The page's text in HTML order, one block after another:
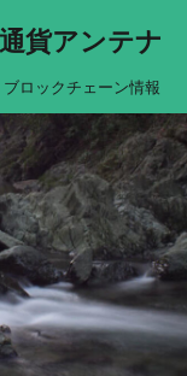
貨アンテナ
ロックチェーン情報